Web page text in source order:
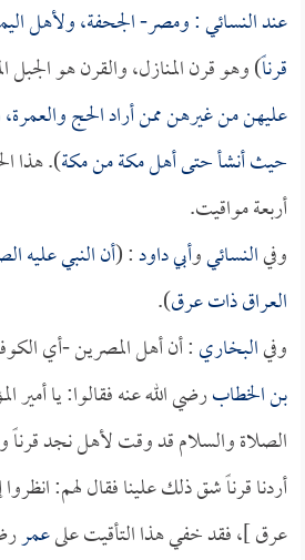
عندالنسائي: ومصر- الجحفة، ولأهل
قرناً) وهو قرن المنازل، والقرن هو الجبل
عليهن من غيرهن ممن أراد الحج
حيث أنشأ حتى أهل مكة من مكة). هذا
أربعة مواقيت.
وفيالنسائيوأبي داود: (أن النبي عليه
العراق ذات عرق).
وفيالبخاري: أن أهل المصرين -أي
بن الخطابرضي الله عنه فقالوا: يا أمير
الصلاة والسلام قد وقت لأهل نجد قرناً
أردنا قرناً شق ذلك علينا فقال لهم:
عرق ]، فقد خفي هذا التأقيت علىعمر